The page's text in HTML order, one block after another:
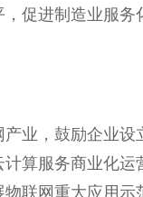
促进制造业服务
业，鼓励企业设
算服务商业化运
联网重大应用